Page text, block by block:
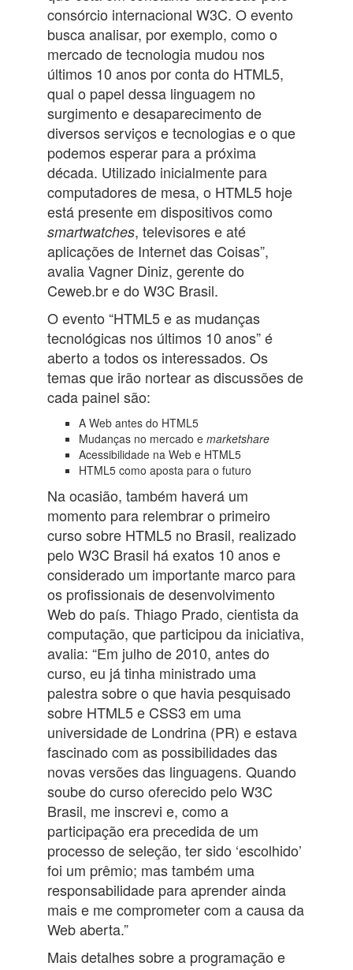
consórcio internacional W3C. O evento
busca analisar, por exemplo, como o
mercado de tecnologia mudou nos
últimos 10 anos por conta do HTML5,
qual o papel dessa linguagem no
surgimento e desaparecimento de
diversos serviços e tecnologias e o que
podemos esperar para a próxima
década. Utilizado inicialmente para
computadores de mesa, o HTML5 hoje
está presente em dispositivos como
smartwatches, televisores e até
aplicações de Internet das Coisas”,
avalia Vagner Diniz, gerente do
Ceweb.br e do W3C Brasil.
O evento “HTML5 e as mudanças
tecnológicas nos últimos 10 anos” é
aberto a todos os interessados. Os
temas que irão nortear as discussões de
cada painel são:
A Web antes do HTML5
Mudanças no mercado e marketshare
Acessibilidade na Web e HTML5
HTML5 como aposta para o futuro
Na ocasião, também haverá um
momento para relembrar o primeiro
curso sobre HTML5 no Brasil, realizado
pelo W3C Brasil há exatos 10 anos e
considerado um importante marco para
os profissionais de desenvolvimento
Web do país. Thiago Prado, cientista da
computação, que participou da iniciativa,
avalia: “Em julho de 2010, antes do
curso, eu já tinha ministrado uma
palestra sobre o que havia pesquisado
sobre HTML5 e CSS3 em uma
universidade de Londrina (PR) e estava
fascinado com as possibilidades das
novas versões das linguagens. Quando
soube do curso oferecido pelo W3C
Brasil, me inscrevi e, como a
participação era precedida de um
processo de seleção, ter sido ‘escolhido’
foi um prêmio; mas também uma
responsabilidade para aprender ainda
mais e me comprometer com a causa da
Web aberta.”
Mais detalhes sobre a programação e